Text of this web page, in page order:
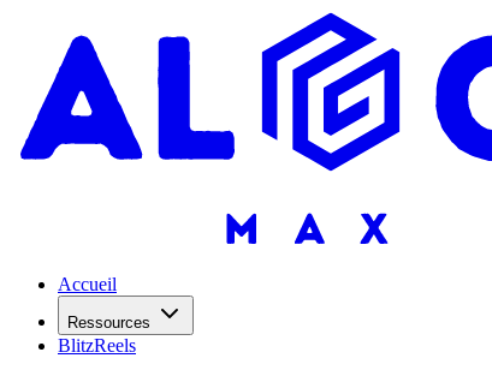
Accueil
Ressources
BlitzReels